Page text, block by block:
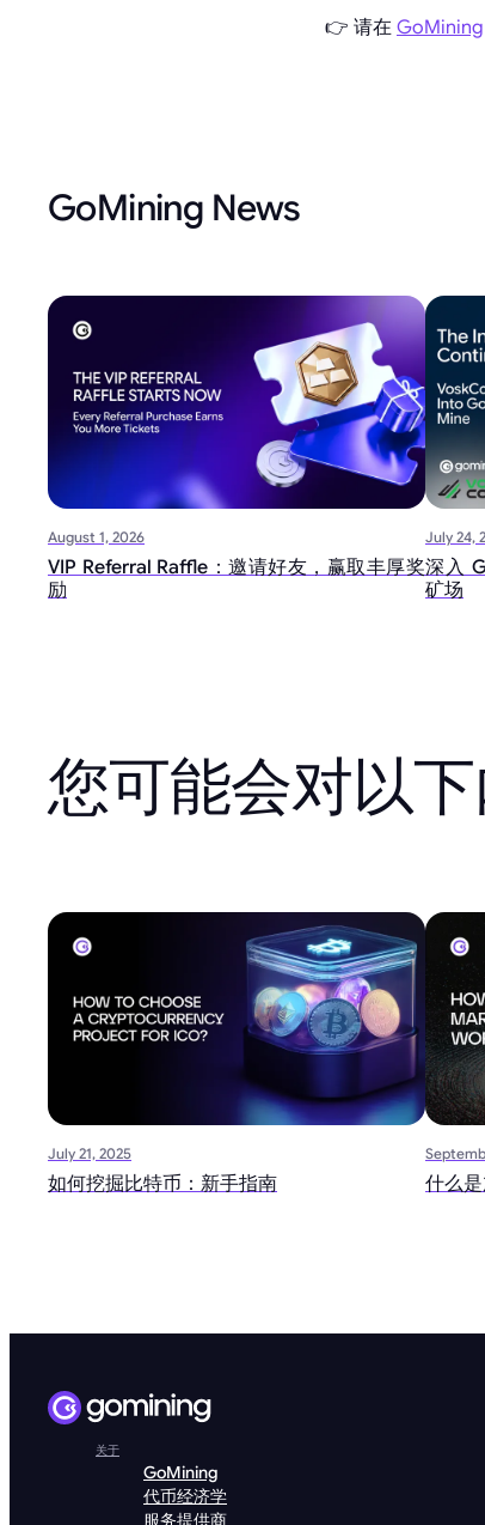
👉 请在 GoMining
GoMining News
August 1, 2026
VIP Referral Raffle：邀请好友，赢取丰厚奖
励
July 24,
深入
矿场
您可能会对以
July 21, 2025
如何挖掘比特币：新手指南 什么
关于
GoMining
代币经济学
服务提供商